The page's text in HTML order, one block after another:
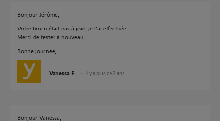
Bonjour Jérôme,
Votre box n'était pas à jour, je l'ai effectuée.
Merci de tester à nouveau.
Bonne journée,
Vanessa F. il y a plus de 2 ans
Bonjour Vanessa,